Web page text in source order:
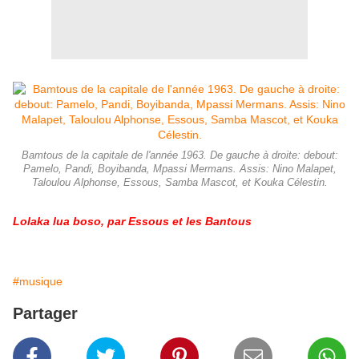
Bamtous de la capitale de l'année 1963. De gauche à droite: debout:
Pamelo, Pandi, Boyibanda, Mpassi Mermans. Assis: Nino Malapet,
Taloulou Alphonse, Essous, Samba Mascot, et Kouka Célestin.
Lolaka lua boso, par Essous et les Bantous
#musique
Partager